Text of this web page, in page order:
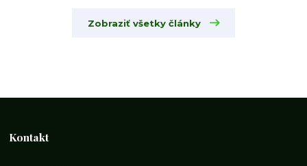
Zobraziť všetky články
Kontakt